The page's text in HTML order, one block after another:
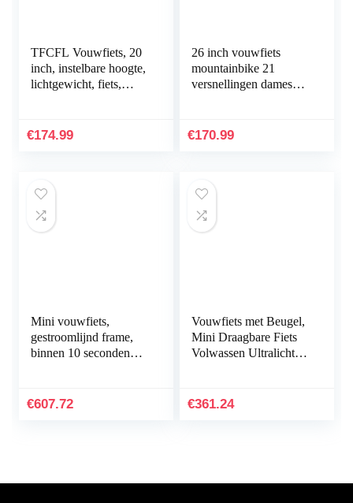
TFCFL Vouwfiets, 20
inch, instelbare hoogte,
lichtgewicht, fiets,
versnellingshendel…
€174.99
26 inch vouwfiets
mountainbike 21
versnellingen dames
vouwfiets fiets
€170.99
Mini vouwfiets,
gestroomlijnd frame,
binnen 10 seconden
fiets, 20-inch 6-speed
€607.72
Vouwfiets met Beugel,
Mini Draagbare Fiets
Volwassen Ultralichte
Fiets Dames…
€361.24